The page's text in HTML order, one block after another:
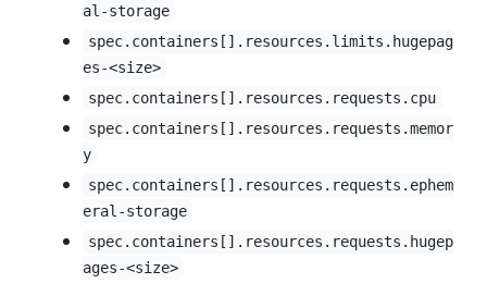
al-storage
spec.containers[].resources.limits.hugepag
es-<size>
spec.containers[].resources.requests.cpu
spec.containers[].resources.requests.memor
y
spec.containers[].resources.requests.ephem
eral-storage
spec.containers[].resources.requests.hugep
ages-<size>